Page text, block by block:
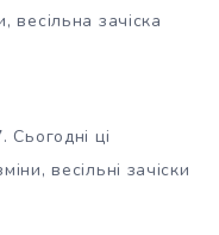
весільна зачіска
ці
весільні зачіски